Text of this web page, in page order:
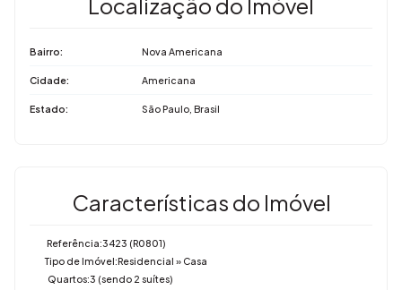
Bairro: Nova Americana
Cidade: Americana
Estado: São Paulo, Brasil
Características do Imóvel
Referência:3423 (R0801)
Tipo de Imóvel:Residencial » Casa
Quartos:3 (sendo 2 suítes)